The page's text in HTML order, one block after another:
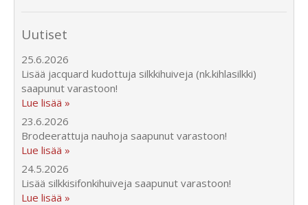
Uutiset
25.6.2026
Lisää jacquard kudottuja silkkihuiveja (nk.kihlasilkki)
saapunut varastoon!
Lue lisää »
23.6.2026
Brodeerattuja nauhoja saapunut varastoon!
Lue lisää »
24.5.2026
Lisää silkkisifonkihuiveja saapunut varastoon!
Lue lisää »